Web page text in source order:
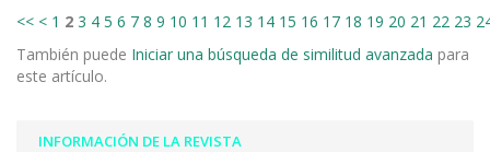
<< < 1 2 3 4 5 6 7 8 9 10 11 12 13 14 15 16 17 18 19 20 21 22 23
También puede Iniciar una búsqueda de similitud avanzada para
este artículo.
INFORMACIÓN DE LA REVISTA